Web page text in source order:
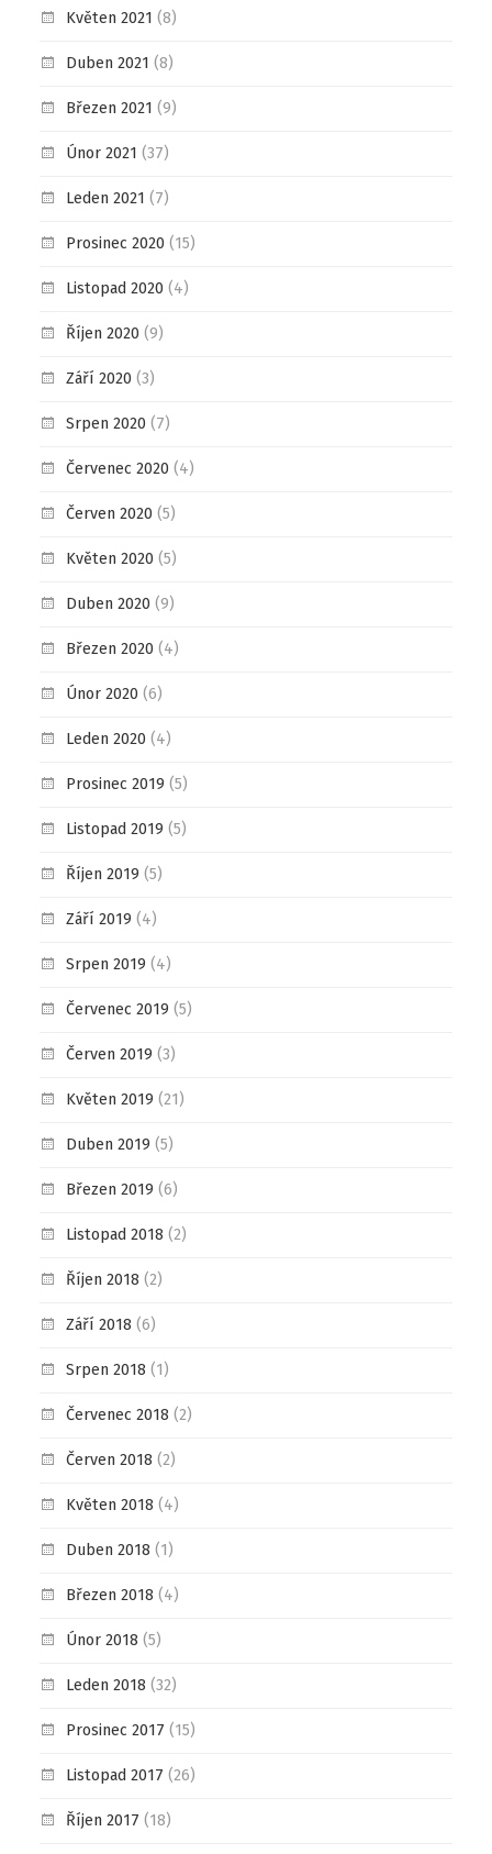
Květen 2021 (8)
Duben 2021 (8)
Březen 2021 (9)
Únor 2021 (37)
Leden 2021 (7)
Prosinec 2020 (15)
Listopad 2020 (4)
Říjen 2020 (9)
Září 2020 (3)
Srpen 2020 (7)
Červenec 2020 (4)
Červen 2020 (5)
Květen 2020 (5)
Duben 2020 (9)
Březen 2020 (4)
Únor 2020 (6)
Leden 2020 (4)
Prosinec 2019 (5)
Listopad 2019 (5)
Říjen 2019 (5)
Září 2019 (4)
Srpen 2019 (4)
Červenec 2019 (5)
Červen 2019 (3)
Květen 2019 (21)
Duben 2019 (5)
Březen 2019 (6)
Listopad 2018 (2)
Říjen 2018 (2)
Září 2018 (6)
Srpen 2018 (1)
Červenec 2018 (2)
Červen 2018 (2)
Květen 2018 (4)
Duben 2018 (1)
Březen 2018 (4)
Únor 2018 (5)
Leden 2018 (32)
Prosinec 2017 (15)
Listopad 2017 (26)
Říjen 2017 (18)